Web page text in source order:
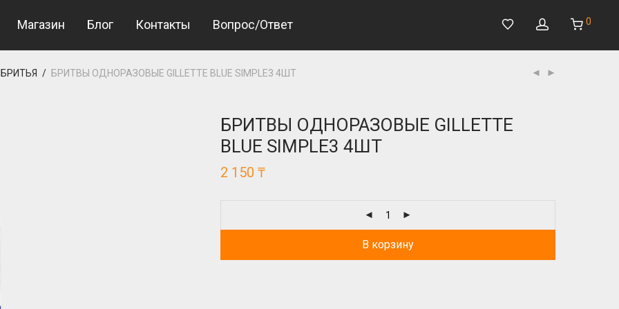
Магазин Блог Контакты Вопрос/Ответ 0
/ БРИТВЫ ОДНОРАЗОВЫЕ GILLETTE BLUE SIMPLE3 4ШТ
БРИТВЫ ОДНОРАЗОВЫЕ GILLETTE
BLUE SIMPLE3 4ШТ
2 150 ₸
В корзину